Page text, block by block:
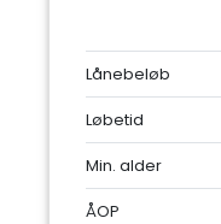
Lånebeløb
Løbetid
Min. alder
ÅOP